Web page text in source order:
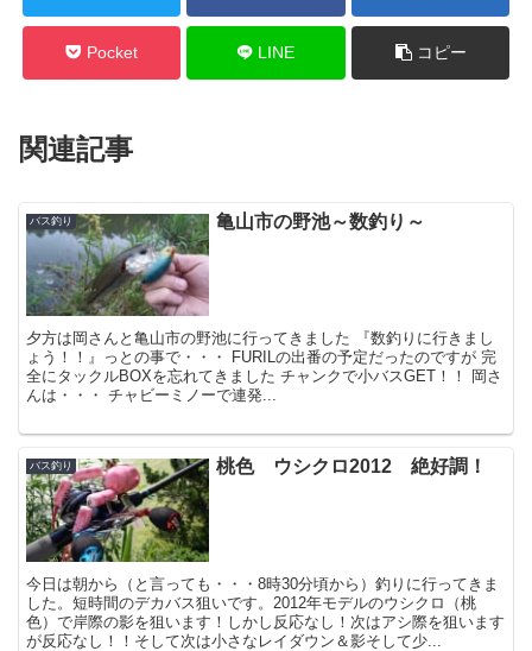
Pocket LINE コピー
関連記事
バス釣り 亀山市の野池～数釣り～
夕方は岡さんと亀山市の野池に行ってきました 『数釣りに行きまし
ょう！！』っとの事で・・・ FURILの出番の予定だったのですが 完
全にタックルBOXを忘れてきました チャンクで小バスGET！！ 岡さ
んは・・・ チャビーミノーで連発...
バス釣り 桃色 ウシクロ2012 絶好調！
今日は朝から（と言っても・・・8時30分頃から）釣りに行ってきま
した。短時間のデカバス狙いです。2012年モデルのウシクロ（桃
色）で岸際の影を狙います！しかし反応なし！次はアシ際を狙います
が反応なし！！そして次は小さなレイダウン＆影そして少...